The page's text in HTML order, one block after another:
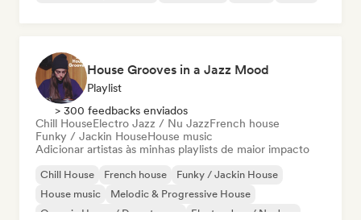
House Grooves in a Jazz Mood
Playlist
> 300 feedbacks enviados
Chill HouseElectro Jazz / Nu JazzFrench house
Funky / Jackin HouseHouse music
Adicionar artistas às minhas playlists de maior impacto
Chill House French house
Funky / Jackin House
House music
Melodic & Progressive House
Organic House / Downtempo
Electro Jazz / Nu Jazz